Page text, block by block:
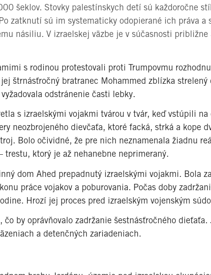
šeklov. Stovky palestínskych detí sú každoročne
zatknutí sú im systematicky odopierané ich práva a
násiliu. V izraelskej väzbe je v súčasnosti
s rodinou protestovali proti Trumpovmu
štrnásťročný bratranec Mohammed zblízka
odstránenie časti lebky.
s izraelskými vojakmi tvárou v tvár, keď vstúpili
neozbrojeného dievčaťa, ktoré facká, strká a kope
Bolo očividné, že pre nich neznamenala žiadnu
trestu, ktorý je až nehanebne neprimeraný.
dom Ahed prepadnutý izraelskými vojakmi. Bola
práce vojakov a poburovania. Počas doby
Hrozí jej proces pred izraelským vojenským
čo by oprávňovalo zadržanie šestnásťročného
a detenčných zariadeniach.